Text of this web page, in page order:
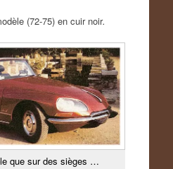
(72-75) en cuir noir.
que sur des sièges …